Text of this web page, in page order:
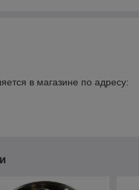
в магазине по адресу: